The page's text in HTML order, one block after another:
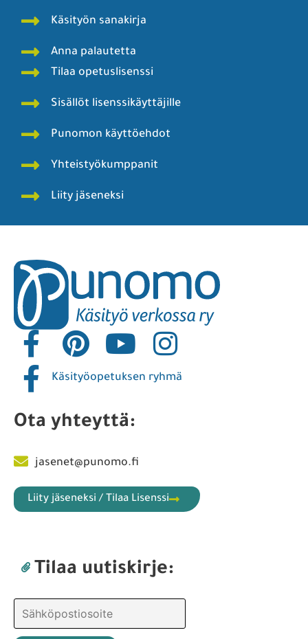
Käsityön sanakirja
Anna palautetta
Tilaa opetuslisenssi
Sisällöt lisenssikäyttäjille
Punomon käyttöehdot
Yhteistyökumppanit
Liity jäseneksi
Käsityöopetuksen ryhmä
Ota yhteyttä:
jasenet@punomo.fi
Liity jäseneksi / Tilaa Lisenssi
Tilaa uutiskirje: